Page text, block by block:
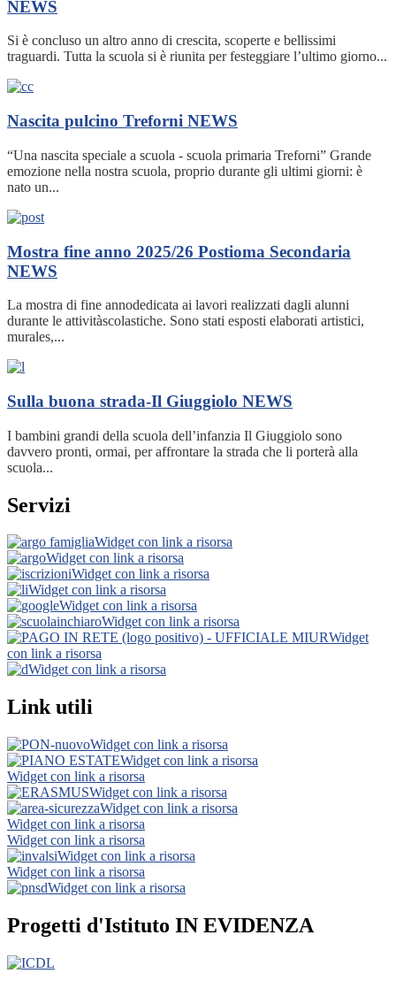
NEWS
Si è concluso un altro anno di crescita, scoperte e bellissimi
traguardi. Tutta la scuola si è riunita per festeggiare l’ultimo giorno...
Nascita pulcino Treforni NEWS
“Una nascita speciale a scuola - scuola primaria Treforni” Grande
emozione nella nostra scuola, proprio durante gli ultimi giorni: è
nato un...
Mostra fine anno 2025/26 Postioma Secondaria
NEWS
La mostra di fine annodedicata ai lavori realizzati dagli alunni
durante le attivitàscolastiche. Sono stati esposti elaborati artistici,
murales,...
Sulla buona strada-Il Giuggiolo NEWS
I bambini grandi della scuola dell’infanzia Il Giuggiolo sono
davvero pronti, ormai, per affrontare la strada che li porterà alla
scuola...
Servizi
Widget con link a risorsa
Widget con link a risorsa
Widget con link a risorsa
Widget con link a risorsa
Widget con link a risorsa
Widget con link a risorsa
Widget
con link a risorsa
Widget con link a risorsa
Link utili
Widget con link a risorsa
Widget con link a risorsa
Widget con link a risorsa
Widget con link a risorsa
Widget con link a risorsa
Widget con link a risorsa
Widget con link a risorsa
Widget con link a risorsa
Widget con link a risorsa
Widget con link a risorsa
Progetti d'Istituto IN EVIDENZA